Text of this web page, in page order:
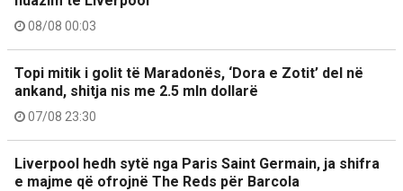
08/08 00:03
Topi mitik i golit të Maradonës, ‘Dora e Zotit’ del në
ankand, shitja nis me 2.5 mln dollarë
07/08 23:30
Liverpool hedh sytë nga Paris Saint Germain, ja shifra
e majme që ofrojnë The Reds për Barcola